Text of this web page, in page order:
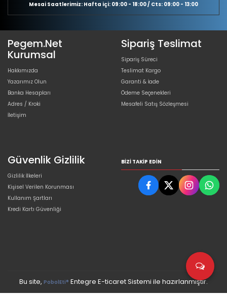
Mesai Saatlerimiz: Hafta içi: 09:00 - 18:00 / Cts: 09:00 - 13:00
Pegem.Net
Kurumsal
Hakkımızda
Yazarımız Olun
Banka Hesapları
Adres / Kroki
İletişim
Sipariş Teslimat
Sipariş Süreci
Teslimat Kargo
Garanti & İade
Ödeme Seçenekleri
Mesafeli Satış Sözleşmesi
Güvenlik Gizlilik
Gizlilik İlkeleri
Kişisel Verilen Korunması
Kullanım Şartları
Kredi Kartı Güvenliği
BIZI TAKIP EDIN
Bu site, PobolEti® Entegre E-ticaret Sistemi ile hazırlanmıştır.